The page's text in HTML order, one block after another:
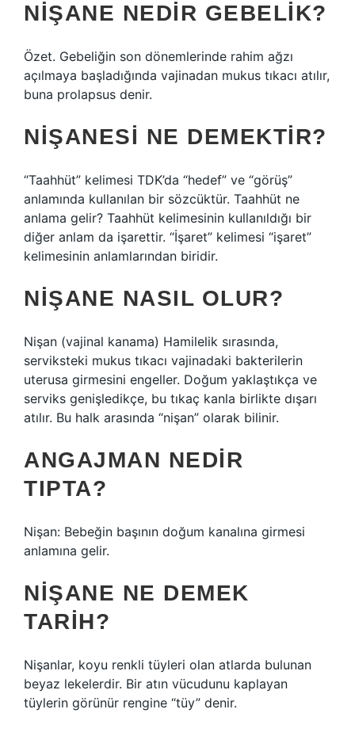
NIŞANE NEDIR GEBELIK?
Özet. Gebeliğin son dönemlerinde rahim ağzı
açılmaya başladığında vajinadan mukus tıkacı atılır,
buna prolapsus denir.
NIŞANESI NE DEMEKTIR?
“Taahhüt” kelimesi TDK’da “hedef” ve “görüş”
anlamında kullanılan bir sözcüktür. Taahhüt ne
anlama gelir? Taahhüt kelimesinin kullanıldığı bir
diğer anlam da işarettir. “İşaret” kelimesi “işaret”
kelimesinin anlamlarından biridir.
NIŞANE NASIL OLUR?
Nişan (vajinal kanama) Hamilelik sırasında,
serviksteki mukus tıkacı vajinadaki bakterilerin
uterusa girmesini engeller. Doğum yaklaştıkça ve
serviks genişledikçe, bu tıkaç kanla birlikte dışarı
atılır. Bu halk arasında “nişan” olarak bilinir.
ANGAJMAN NEDIR
TIPTA?
Nişan: Bebeğin başının doğum kanalına girmesi
anlamına gelir.
NIŞANE NE DEMEK
TARIH?
Nişanlar, koyu renkli tüyleri olan atlarda bulunan
beyaz lekelerdir. Bir atın vücudunu kaplayan
tüylerin görünür rengine “tüy” denir.